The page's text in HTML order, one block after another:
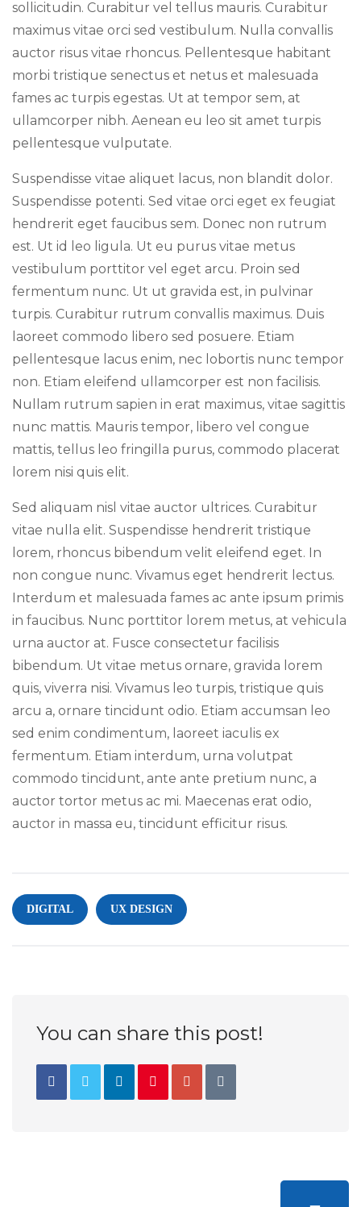
sollicitudin. Curabitur vel tellus mauris. Curabitur
maximus vitae orci sed vestibulum. Nulla convallis
auctor risus vitae rhoncus. Pellentesque habitant
morbi tristique senectus et netus et malesuada
fames ac turpis egestas. Ut at tempor sem, at
ullamcorper nibh. Aenean eu leo sit amet turpis
pellentesque vulputate.
Suspendisse vitae aliquet lacus, non blandit dolor.
Suspendisse potenti. Sed vitae orci eget ex feugiat
hendrerit eget faucibus sem. Donec non rutrum
est. Ut id leo ligula. Ut eu purus vitae metus
vestibulum porttitor vel eget arcu. Proin sed
fermentum nunc. Ut ut gravida est, in pulvinar
turpis. Curabitur rutrum convallis maximus. Duis
laoreet commodo libero sed posuere. Etiam
pellentesque lacus enim, nec lobortis nunc tempor
non. Etiam eleifend ullamcorper est non facilisis.
Nullam rutrum sapien in erat maximus, vitae sagittis
nunc mattis. Mauris tempor, libero vel congue
mattis, tellus leo fringilla purus, commodo placerat
lorem nisi quis elit.
Sed aliquam nisl vitae auctor ultrices. Curabitur
vitae nulla elit. Suspendisse hendrerit tristique
lorem, rhoncus bibendum velit eleifend eget. In
non congue nunc. Vivamus eget hendrerit lectus.
Interdum et malesuada fames ac ante ipsum primis
in faucibus. Nunc porttitor lorem metus, at vehicula
urna auctor at. Fusce consectetur facilisis
bibendum. Ut vitae metus ornare, gravida lorem
quis, viverra nisi. Vivamus leo turpis, tristique quis
arcu a, ornare tincidunt odio. Etiam accumsan leo
sed enim condimentum, laoreet iaculis ex
fermentum. Etiam interdum, urna volutpat
commodo tincidunt, ante ante pretium nunc, a
auctor tortor metus ac mi. Maecenas erat odio,
auctor in massa eu, tincidunt efficitur risus.
DIGITAL UX DESIGN
You can share this post!